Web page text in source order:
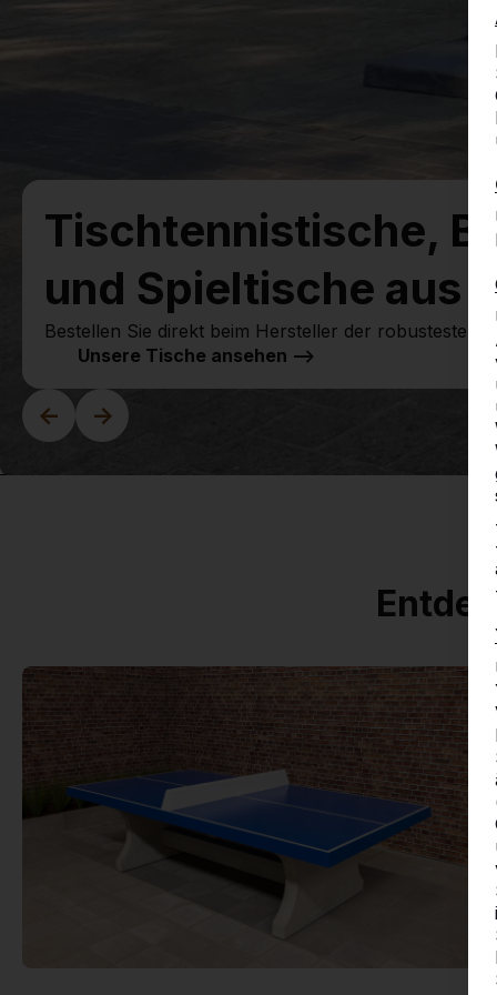
<- ->
Tischtennistische,
und Spieltische aus
Bestellen Sie direkt beim Hersteller der robustesten
Unsere Tische ansehen -->